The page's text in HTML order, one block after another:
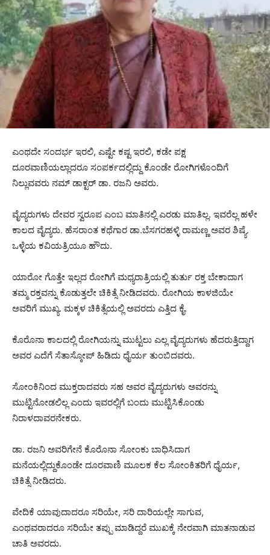
ಎಂಥದೇ ಸಂದರ್ಭ ಇರಲಿ, ಎಷ್ಟೇ ಕಷ್ಟ ಇರಲಿ, ಕಡೇ ಪಕ್ಷ
ದೂರವಾಣಿಯಲ್ಲಾದರೂ ಸಂಪರ್ಕದಲ್ಲಿದ್ದು ಕೊಂಡೇ ರೋಗಿಗಳೊಂದಿಗೆ
ನಿಲ್ಲುವವರು ನಮ್ ಡಾಕ್ಟರ್ ಡಾ. ರಜನಿ ಅವರು.
ವೈದ್ಯರುಗಳು ದೇವರ ಸ್ವರೂಪ ಎಂಬ ಮಾತಿನಲ್ಲಿ ಎರಡು ಮಾತಿಲ್ಲ. ಇವರೆಲ್ಲ ಹಳೇ
ಕಾಲದ ವೈದ್ಯರು. ಹೆಸರಾಂತ ಕಥೆಗಾರ ಡಾ.‌ಬೆಸಗರಹಳ್ಳಿ ರಾಮಣ್ಣ ಅವರ ಶಿಷ್ಯೆ.
ಒಳ್ಳೆಯ ಕವಿಯತ್ರಿಯೂ ಹೌದು.
ಯಾರೋ ಗೊತ್ತೇ ಇಲ್ಲದ ರೋಗಿಗೆ ಮಧ್ಯರಾತ್ರಿಯಲ್ಲಿ ತುರ್ತು ರಕ್ತ ಬೇಕಾದಾಗ
ತಮ್ಮ ರಕ್ತವನ್ನು ಕೊಡುತ್ತಲೇ ಚಿಕಿತ್ಸೆ ನೀಡಿದವರು.‌ ರೋಗಿಯ ಕಾಳಜಿಯೇ
ಅವರಿಗೆ ಮುಖ್ಯ. ಮಕ್ಕಳ ಚಿಕಿತ್ಸೆಯಲ್ಲಿ ಅವರದು ಎತ್ತಿದ ಕೈ.
ಕೊರೊನಾ‌ ಕಾಲದಲ್ಲಿ ರೋಗಿಯನ್ನು ಮುಟ್ಟಲು ಎಲ್ಲ ವೈದ್ಯರುಗಳು ಹೆದರುತ್ತಿದ್ದಾಗ
ಅವರ ಎದೆಗೆ ಸೆತಾಸ್ಕೋಪ್ ಹಿಡಿದು ಧೈರ್ಯ ತುಂಬಿದವರು.
ಸೋಂಕಿನಿಂದ ಮುಕ್ತರಾದವರು ಸಹ ಅವರ ವೈದ್ಯರುಗಳು ಅವರನ್ನು
ಮುಟ್ಟಿನೋಡಲಿಲ್ಲ ಎಂದು ಇವರಲ್ಲಿಗೆ ಬಂದು ಮುಟ್ಟಿಸಿಕೊಂಡು
ನಿರಾಳದಾವರನೇಕರು.
ಡಾ. ರಜನಿ ಅವರಿಗೇನೆ ಕೊರೊನಾ ಸೋಂಕು ಬಾಧಿಸಿದಾಗ
ಮನೆಯಲ್ಲಿದ್ದುಕೊಂಡೇ ದೂರವಾಣಿ ಮೂಲಕ ಕೆಲ ಸೋಂಕಿತರಿಗೆ ಧೈರ್ಯ,
ಚಿಕಿತ್ಸೆ ನೀಡಿದರು.
ವೇದಿಕೆ ಯಾವುದಾದರೂ ಸರಿಯೇ, ಸರಿ ದಾರಿಯಲ್ಲೇ ಸಾಗುವ,
ಎಂಥವರಾದರೂ ಸರಿಯೇ ತಪ್ಪು ಮಾಡಿದ್ದರೆ ಮುಖಕ್ಕೆ ನೇರವಾಗಿ ಮಾತನಾಡುವ
ಚಾತಿ ಅವರದು.